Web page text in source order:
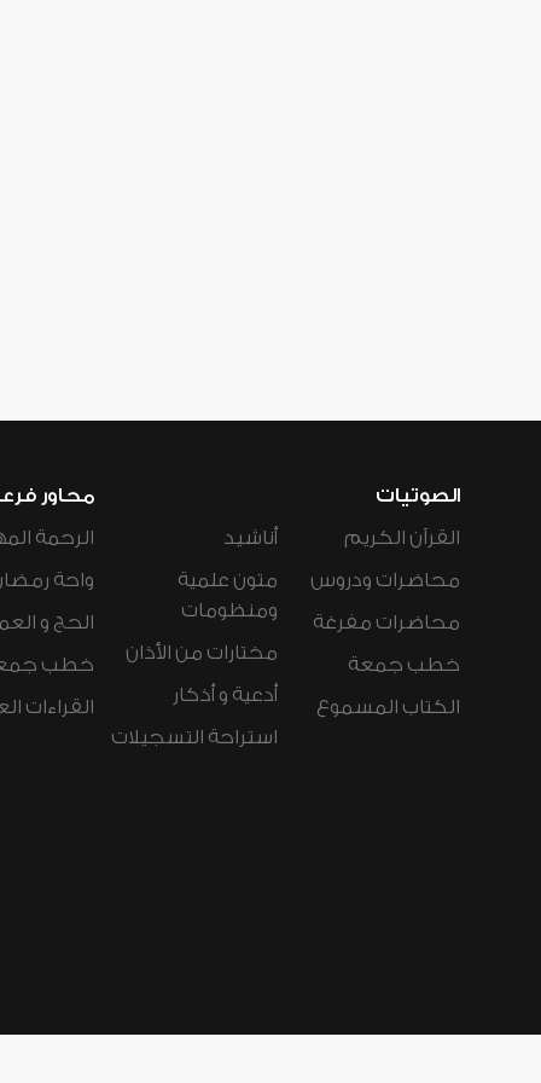
الصوتيات
القرآن الكريم
محاضرات ودروس
محاضرات مفرغة
خطب جمعة
الكتاب المسموع
أناشيد
متون علمية
ومنظومات
مختارات من الأذان
أدعية و أذكار
استراحة التسجيلات
محاور
الرحمة
واحة
الحج و
خطب
القراءات